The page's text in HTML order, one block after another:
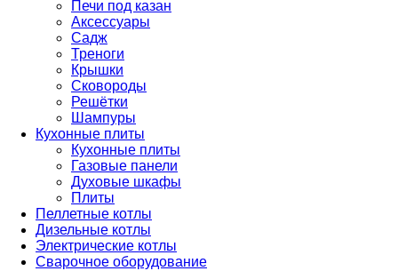
Печи под казан
Аксессуары
Садж
Треноги
Крышки
Сковороды
Решётки
Шампуры
Кухонные плиты
Кухонные плиты
Газовые панели
Духовые шкафы
Плиты
Пеллетные котлы
Дизельные котлы
Электрические котлы
Сварочное оборудование